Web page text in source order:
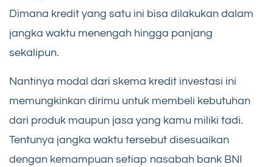
Dimana kredit yang satu ini bisa dilakukan dalam
jangka waktu menengah hingga panjang
sekalipun.
Nantinya modal dari skema kredit investasi ini
memungkinkan dirimu untuk membeli kebutuhan
dari produk maupun jasa yang kamu miliki tadi.
Tentunya jangka waktu tersebut disesuaikan
dengan kemampuan setiap nasabah bank BNI